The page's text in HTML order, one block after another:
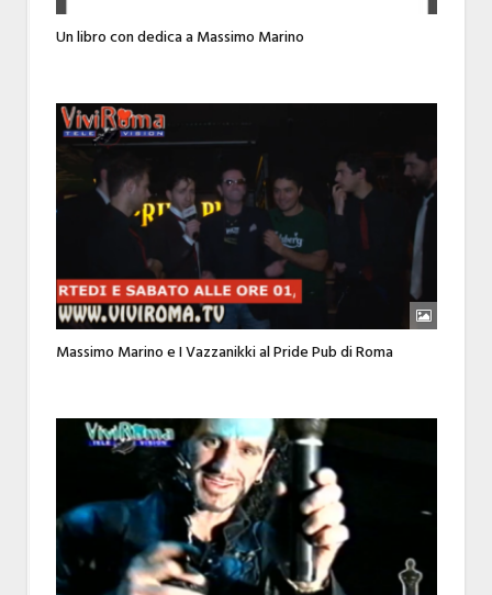
Un libro con dedica a Massimo Marino
Massimo Marino e I Vazzanikki al Pride Pub di Roma